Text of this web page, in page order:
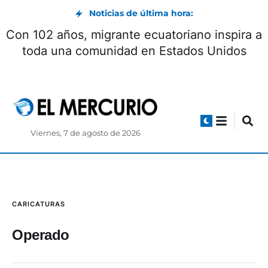
Noticias de última hora:
Con 102 años, migrante ecuatoriano inspira a
toda una comunidad en Estados Unidos
Viernes, 7 de agosto de 2026
CARICATURAS
Operado